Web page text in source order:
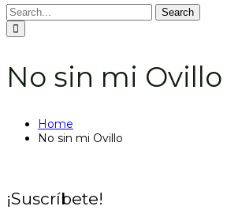
Search
No sin mi Ovillo
Home
No sin mi Ovillo
¡Suscríbete!